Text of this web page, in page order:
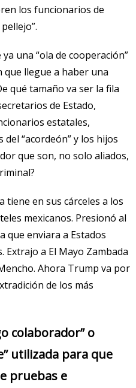
los funcionarios de
una “ola de cooperación”
que llegue a haber una
qué tamaño va ser la fila
de Estado,
estatales,
“acordeón” y los hijos
que son, no solo aliados,
tiene en sus cárceles a los
mexicanos. Presionó al
que enviara a Estados
Extrajo a El Mayo Zambada
Ahora Trump va por
de los más
colaborador” o
utilizada para que
pruebas e